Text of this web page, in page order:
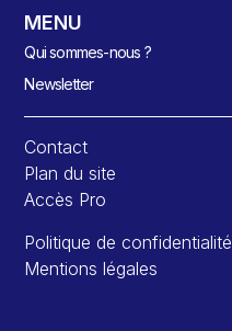
MENU
Qui sommes-nous ?
Newsletter
Contact
Plan du site
Accès Pro
Politique de confidentialité
Mentions légales